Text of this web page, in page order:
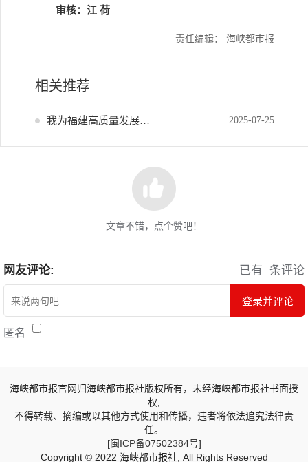
审核：江 荷
责任编辑： 海峡都市报
相关推荐
我为福建高质量发展献策 2025-07-25
文章不错，点个赞吧！
网友评论: 已有 条评论
登录并评论
匿名
海峡都市报官网归海峡都市报社版权所有，未经海峡都市报社书面授
权,
不得转载、摘编或以其他方式使用和传播，违者将依法追究法律责
任。
[闽ICP备07502384号]
Copyright © 2022 海峡都市报社, All Rights Reserved